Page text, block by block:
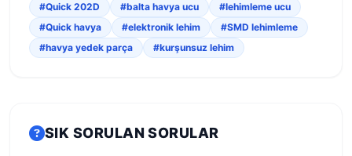
#Quick 202D #balta havya ucu
#lehimleme ucu
#Quick havya
#elektronik lehim
#SMD lehimleme
#havya yedek parça
#kurşunsuz lehim
SIK SORULAN SORULAR